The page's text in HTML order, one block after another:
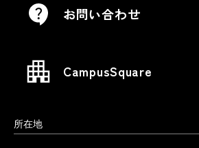
お問い合わせ
CampusSquare
所在地